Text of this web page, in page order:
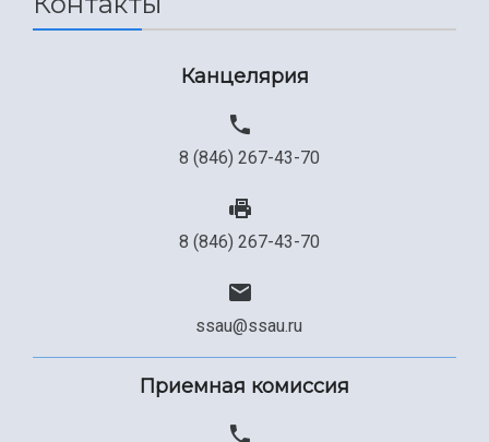
Канцелярия
8 (846) 267-43-70
8 (846) 267-43-70
ssau@ssau.ru
Приемная комиссия